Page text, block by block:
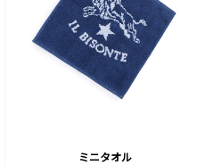
ミニタオル